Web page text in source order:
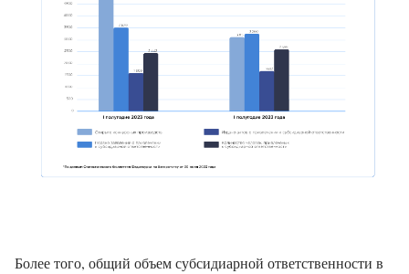
Более того, общий объем субсидиарной ответственности в